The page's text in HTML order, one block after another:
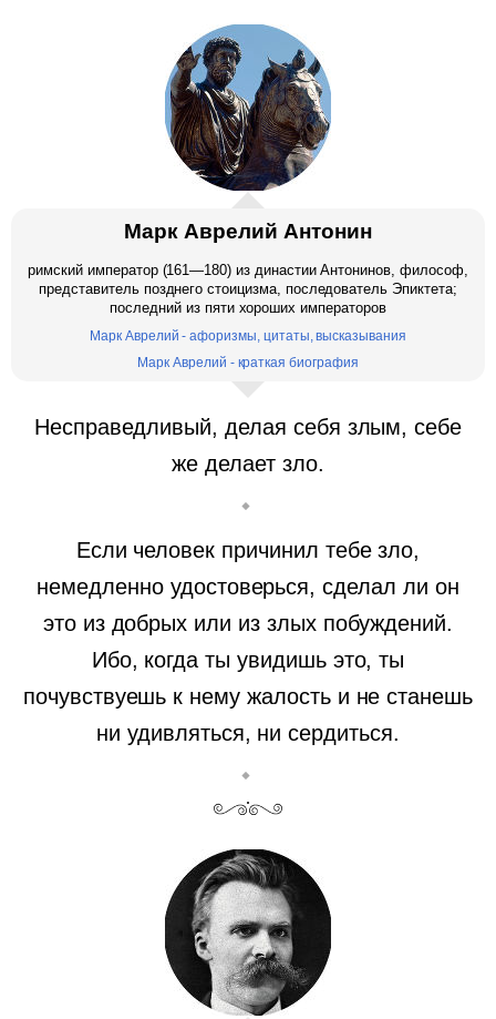
Марк Аврелий Антонин
римский император (161—180) из династии Антонинов, философ,
представитель позднего стоицизма, последователь Эпиктета;
последний из пяти хороших императоров
Марк Аврелий - афоризмы, цитаты, высказывания
Марк Аврелий - краткая биография
Несправедливый, делая себя злым, себе
же делает зло.
Если человек причинил тебе зло,
немедленно удостоверься, сделал ли он
это из добрых или из злых побуждений.
Ибо, когда ты увидишь это, ты
почувствуешь к нему жалость и не станешь
ни удивляться, ни сердиться.